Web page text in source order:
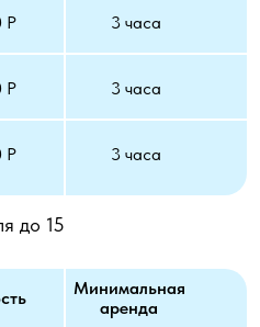
Р 3 часа
Р 3 часа
Р 3 часа
до 15
Минимальная
аренда